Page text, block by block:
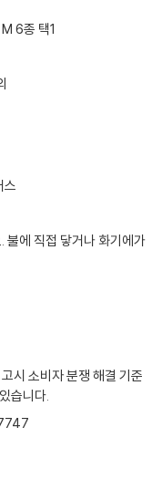
6종 택1
스
불에 직접 닿거나 화기에가
시 소비자 분쟁 해결 기준
습니다.